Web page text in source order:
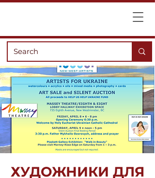
ХУДОЖНИКИ ДЛЯ